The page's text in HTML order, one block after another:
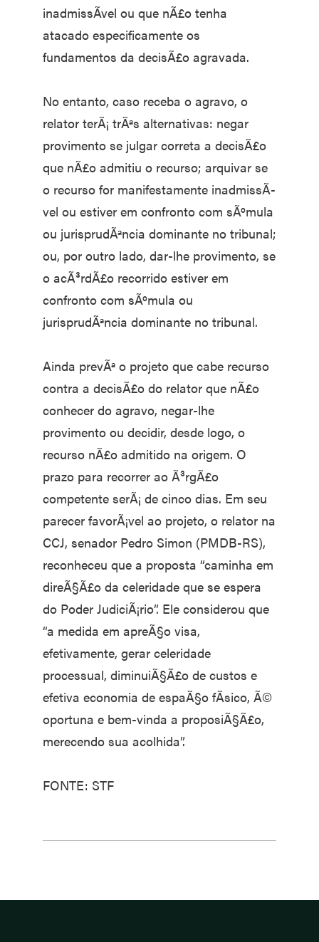
inadmissÃ­vel ou que nÃ£o tenha
atacado especificamente os
fundamentos da decisÃ£o agravada.
No entanto, caso receba o agravo, o
relator terÃ¡ trÃªs alternativas: negar
provimento se julgar correta a decisÃ£o
que nÃ£o admitiu o recurso; arquivar se
o recurso for manifestamente inadmissÃ­
vel ou estiver em confronto com sÃºmula
ou jurisprudÃªncia dominante no tribunal;
ou, por outro lado, dar-lhe provimento, se
o acÃ³rdÃ£o recorrido estiver em
confronto com sÃºmula ou
jurisprudÃªncia dominante no tribunal.
Ainda prevÃª o projeto que cabe recurso
contra a decisÃ£o do relator que nÃ£o
conhecer do agravo, negar-lhe
provimento ou decidir, desde logo, o
recurso nÃ£o admitido na origem. O
prazo para recorrer ao Ã³rgÃ£o
competente serÃ¡ de cinco dias. Em seu
parecer favorÃ¡vel ao projeto, o relator na
CCJ, senador Pedro Simon (PMDB-RS),
reconheceu que a proposta “caminha em
direÃ§Ã£o da celeridade que se espera
do Poder JudiciÃ¡rio”. Ele considerou que
“a medida em apreÃ§o visa,
efetivamente, gerar celeridade
processual, diminuiÃ§Ã£o de custos e
efetiva economia de espaÃ§o fÃ­sico, Ã©
oportuna e bem-vinda a proposiÃ§Ã£o,
merecendo sua acolhida”.
FONTE: STF